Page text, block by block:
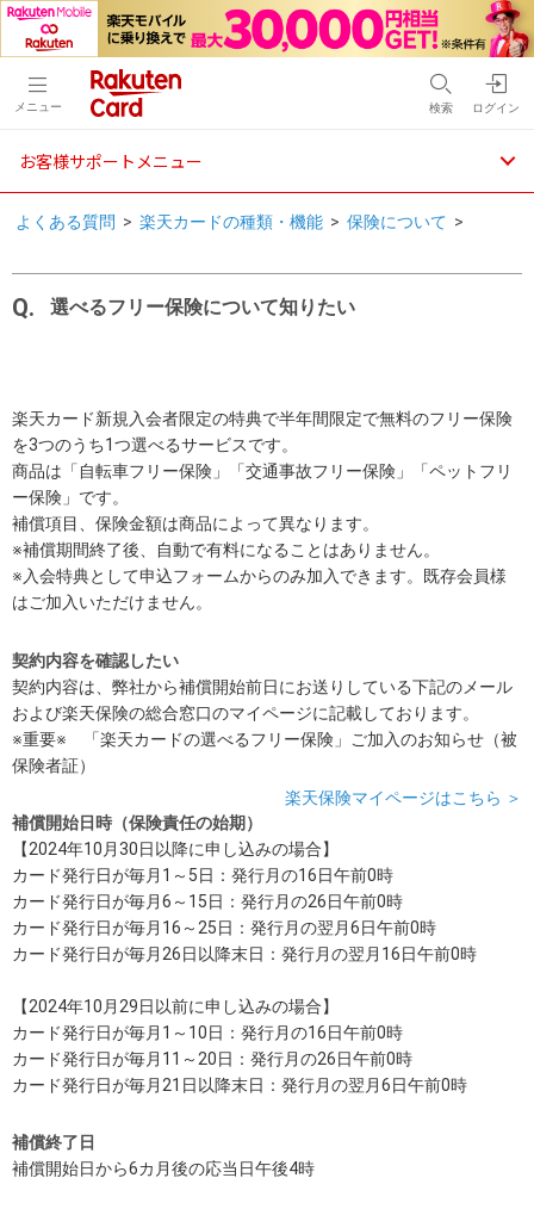
メニュー 検索 ログイン
お客様サポートメニュー
よくある質問 > 楽天カードの種類・機能 > 保険について >
選べるフリー保険について知りたい
楽天カード新規入会者限定の特典で半年間限定で無料のフリー保険
を3つのうち1つ選べるサービスです。
商品は「自転車フリー保険」「交通事故フリー保険」「ペットフリ
ー保険」です。
補償項目、保険金額は商品によって異なります。
※補償期間終了後、自動で有料になることはありません。
※入会特典として申込フォームからのみ加入できます。既存会員様
はご加入いただけません。
契約内容を確認したい
契約内容は、弊社から補償開始前日にお送りしている下記のメール
および楽天保険の総合窓口のマイページに記載しております。
※重要※ 「楽天カードの選べるフリー保険」ご加入のお知らせ（被
保険者証）
楽天保険マイページはこちら ＞
補償開始日時（保険責任の始期）
【2024年10月30日以降に申し込みの場合】
カード発行日が毎月1～5日：発行月の16日午前0時
カード発行日が毎月6～15日：発行月の26日午前0時
カード発行日が毎月16～25日：発行月の翌月6日午前0時
カード発行日が毎月26日以降末日：発行月の翌月16日午前0時
【2024年10月29日以前に申し込みの場合】
カード発行日が毎月1～10日：発行月の16日午前0時
カード発行日が毎月11～20日：発行月の26日午前0時
カード発行日が毎月21日以降末日：発行月の翌月6日午前0時
補償終了日
補償開始日から6カ月後の応当日午後4時